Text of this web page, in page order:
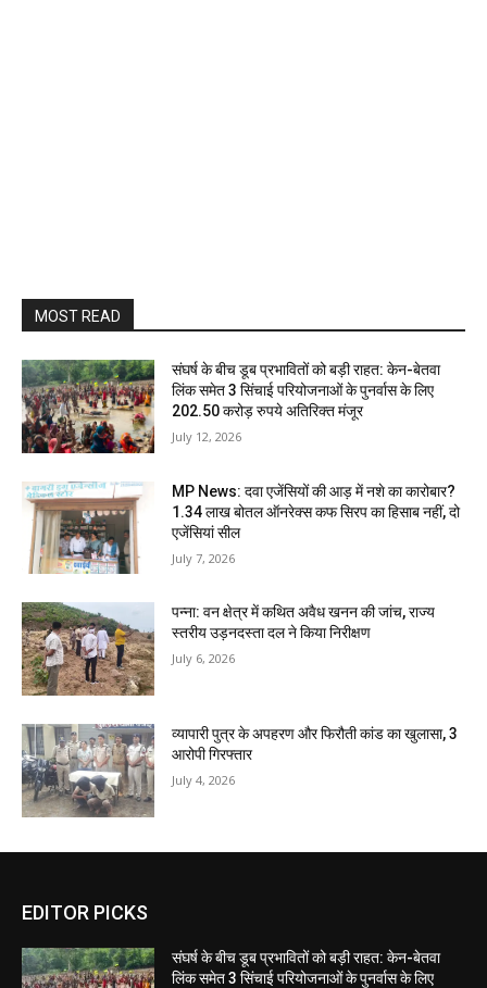
MOST READ
संघर्ष के बीच डूब प्रभावितों को बड़ी राहत: केन-बेतवा
लिंक समेत 3 सिंचाई परियोजनाओं के पुनर्वास के लिए
202.50 करोड़ रुपये अतिरिक्त मंजूर
July 12, 2026
MP News: दवा एजेंसियों की आड़ में नशे का कारोबार?
1.34 लाख बोतल ऑनरेक्स कफ सिरप का हिसाब नहीं, दो
एजेंसियां सील
July 7, 2026
पन्ना: वन क्षेत्र में कथित अवैध खनन की जांच, राज्य
स्तरीय उड़नदस्ता दल ने किया निरीक्षण
July 6, 2026
व्यापारी पुत्र के अपहरण और फिरौती कांड का खुलासा, 3
आरोपी गिरफ्तार
July 4, 2026
EDITOR PICKS
संघर्ष के बीच डूब प्रभावितों को बड़ी राहत: केन-बेतवा
लिंक समेत 3 सिंचाई परियोजनाओं के पुनर्वास के लिए